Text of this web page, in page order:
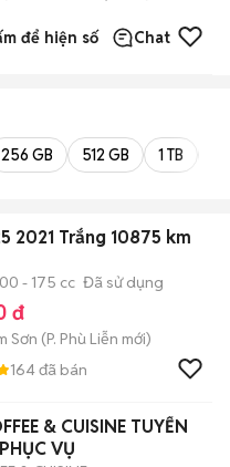
để hiện số Chat
256 GB 512 GB 1 TB
2021 Trắng 10875 km
- 175 cc Đã sử dụng
đ
Sơn (P. Phù Liễn mới)
164đã bán
& CUISINE TUYỂN
VỤ